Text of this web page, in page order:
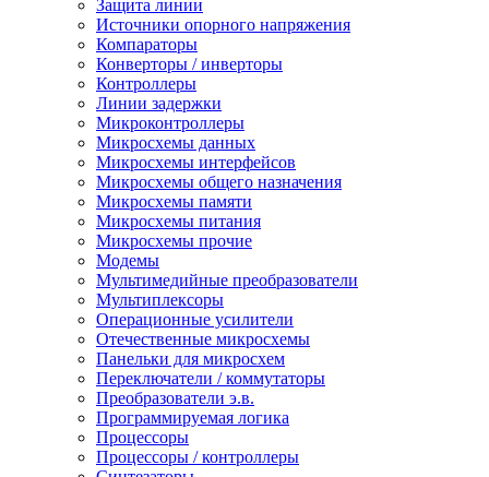
Защита линии
Источники опорного напряжения
Компараторы
Конверторы / инверторы
Контроллеры
Линии задержки
Микроконтроллеры
Микросхемы данных
Микросхемы интерфейсов
Микросхемы общего назначения
Микросхемы памяти
Микросхемы питания
Микросхемы прочие
Модемы
Мультимедийные преобразователи
Мультиплексоры
Операционные усилители
Отечественные микросхемы
Панельки для микросхем
Переключатели / коммутаторы
Преобразователи э.в.
Программируемая логика
Процессоры
Процессоры / контроллеры